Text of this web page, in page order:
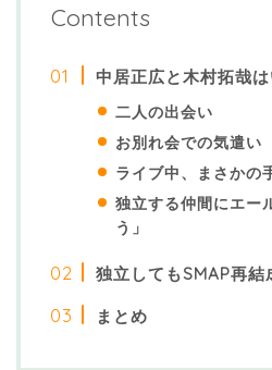
Contents
中居正広と木村拓哉
二人の出会い
お別れ会での気遣い
ライブ中、まさかの
独立する仲間にエー
う」
独立してもSMAP再結
まとめ